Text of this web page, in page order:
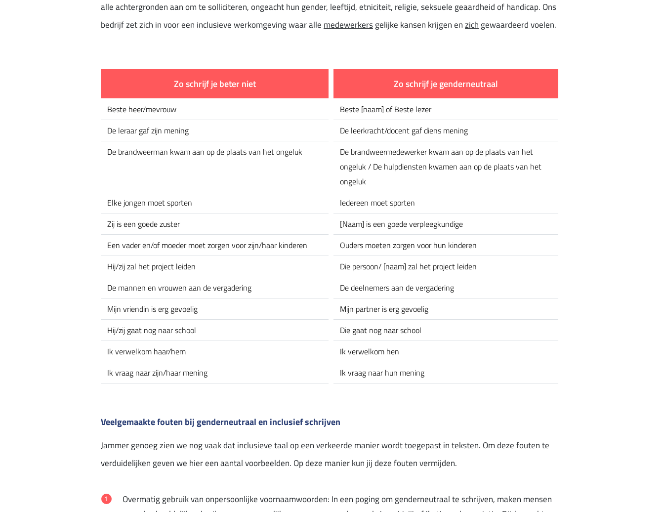
alle achtergronden aan om te solliciteren, ongeacht hun gender, leeftijd, etniciteit, religie, seksuele geaardheid of handicap. Ons
bedrijf zet zich in voor een inclusieve werkomgeving waar alle medewerkersgelijke kansen krijgen enzich gewaardeerd voelen.
Zo schrijf je beter niet Zo schrijf je genderneutraal
Beste heer/mevrouw
Beste [naam] of Beste lezer
De leraar gaf zijn mening
De leerkracht/docent gaf diens mening
De brandweerman kwam aan op de plaats van het ongeluk
De brandweermedewerker kwam aan op de plaats van het
ongeluk / De hulpdiensten kwamen aan op de plaats van het
ongeluk
Elke jongen moet sporten
Iedereen moet sporten
Zij is een goede zuster
[Naam] is een goede verpleegkundige
Een vader en/of moeder moet zorgen voor zijn/haar kinderen
Ouders moeten zorgen voor hun kinderen
Hij/zij zal het project leiden
Die persoon/ [naam] zal het project leiden
De mannen en vrouwen aan de vergadering
De deelnemers aan de vergadering
Mijn vriendin is erg gevoelig
Mijn partner is erg gevoelig
Hij/zij gaat nog naar school
Die gaat nog naar school
Ik verwelkom haar/hem
Ik verwelkom hen
Ik vraag naar zijn/haar mening
Ik vraag naar hun mening
Veelgemaakte fouten bij genderneutraal en inclusief schrijven
Jammer genoeg zien we nog vaak dat inclusieve taal op een verkeerde manier wordt toegepast in teksten. Om deze fouten te
verduidelijken geven we hier een aantal voorbeelden. Op deze manier kun jij deze fouten vermijden.
Overmatig gebruik van onpersoonlijke voornaamwoorden: In een poging om genderneutraal te schrijven, maken mensen